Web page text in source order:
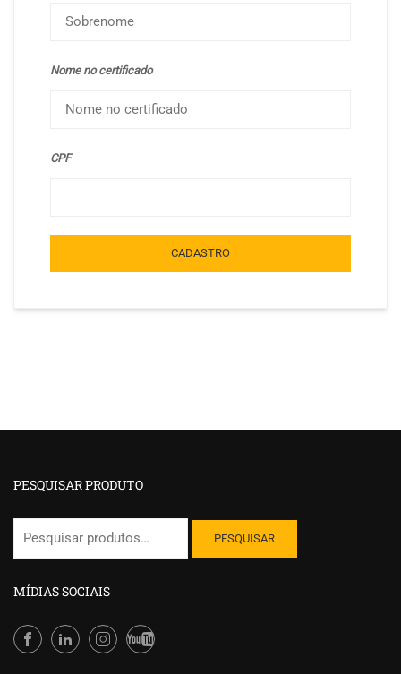
Nome no certificado
CPF
CADASTRO
PESQUISAR PRODUTO
PESQUISAR
MÍDIAS SOCIAIS